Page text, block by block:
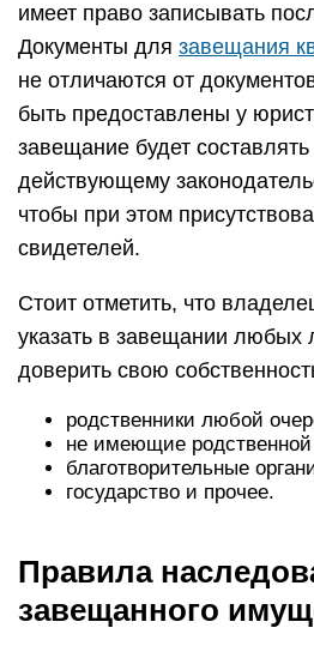
имеет право записывать
Документы для завещания
не отличаются от
быть предоставлены у
завещание будет
действующему
чтобы при этом
свидетелей.
Стоит отметить, что
указать в завещании любых
доверить свою
родственники любой
не имеющие
благотворительные
государство и прочее.
Правила
завещанного